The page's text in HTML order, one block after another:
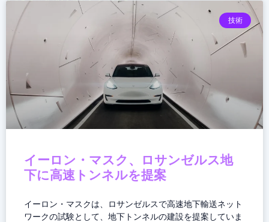
技術
イーロン・マスク、ロサンゼルス地
下に高速トンネルを提案
イーロン・マスクは、ロサンゼルスで高速地下輸送ネット
ワークの試験として、地下トンネルの建設を提案していま